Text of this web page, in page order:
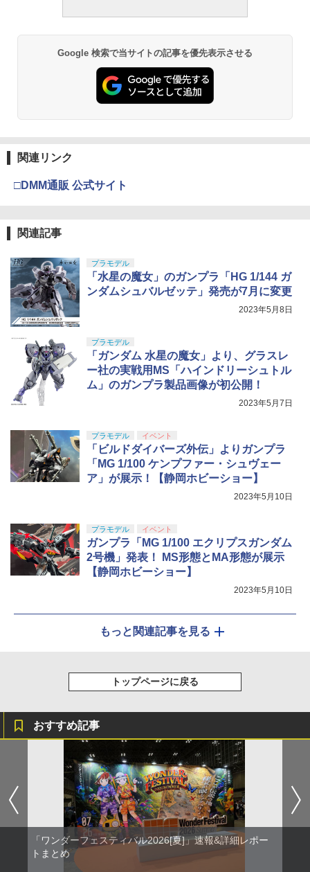
Google 検索で当サイトの記事を優先表示させる
関連リンク
□DMM通販 公式サイト
関連記事
プラモデル
「水星の魔女」のガンプラ「HG 1/144 ガ
ンダムシュバルゼッテ」発売が7月に変更
2023年5月8日
プラモデル
「ガンダム 水星の魔女」より、グラスレ
ー社の実戦用MS「ハインドリーシュトル
ム」のガンプラ製品画像が初公開！
2023年5月7日
プラモデル イベント
「ビルドダイバーズ外伝」よりガンプラ
「MG 1/100 ケンプファー・シュヴェー
ア」が展示！【静岡ホビーショー】
2023年5月10日
プラモデル イベント
ガンプラ「MG 1/100 エクリプスガンダム
2号機」発表！ MS形態とMA形態が展示
【静岡ホビーショー】
2023年5月10日
もっと関連記事を見る
トップページに戻る
おすすめ記事
「ワンダーフェスティバル2026[夏]」速報&詳細レポー
トまとめ